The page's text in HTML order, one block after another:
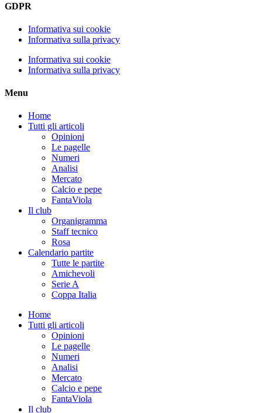
GDPR
Informativa sui cookie
Informativa sulla privacy
Informativa sui cookie
Informativa sulla privacy
Menu
Home
Tutti gli articoli
Opinioni
Le pagelle
Numeri
Analisi
Mercato
Calcio e pepe
FantaViola
Il club
Organigramma
Staff tecnico
Rosa
Calendario partite
Tutte le partite
Amichevoli
Serie A
Coppa Italia
Home
Tutti gli articoli
Opinioni
Le pagelle
Numeri
Analisi
Mercato
Calcio e pepe
FantaViola
Il club